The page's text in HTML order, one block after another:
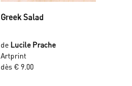
Greek Salad
de Lucile Prache
Artprint
dès € 9.00